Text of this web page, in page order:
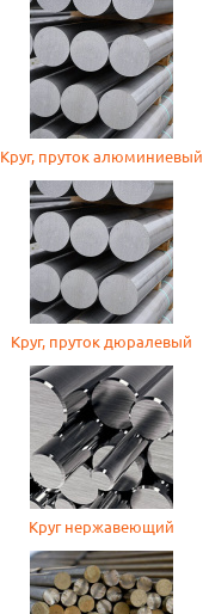
Круг, пруток алюминиевый
Круг, пруток дюралевый
Круг нержавеющий